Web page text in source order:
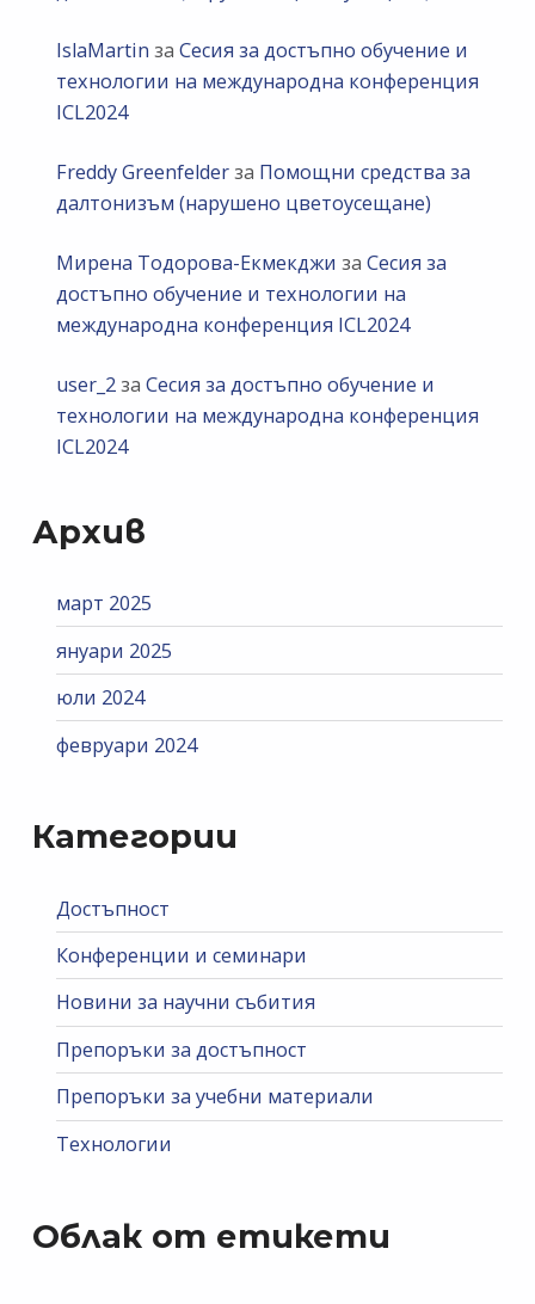
IslaMartin заСесия за достъпно обучение и
технологии на международна конференция
ICL2024
Freddy Greenfelderза Помощни средства за
далтонизъм (нарушено цветоусещане)
Мирена Тодорова-Екмекджи заСесия за
достъпно обучение и технологии на
международна конференция ICL2024
user_2заСесия за достъпно обучение и
технологии на международна конференция
ICL2024
Архив
март 2025
януари 2025
юли 2024
февруари 2024
Категории
Достъпност
Конференции и семинари
Новини за научни събития
Препоръки за достъпност
Препоръки за учебни материали
Технологии
Облак от етикети